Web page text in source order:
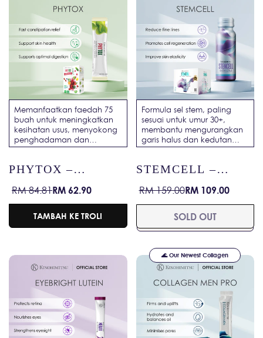
Memanfaatkan faedah 75
buah untuk meningkatkan
kesihatan usus, menyokong
penghadaman dan
meningkatkan
PHYTOX –
DETOX / HILANG
SEMBELIT /
DIGESTIVE
Harga
jualan
RM 84.81Harga
biasa
RM 62.90
TAMBAH KE TROLI
Formula sel stem, paling
sesuai untuk umur 30+,
membantu mengurangkan
garis halus dan kedutan
untuk kulit yang muda dan
STEMCELL –
SKIN
REJUVENATION /
YOUTHFUL GLOW
Harga
jualan
RM 159.00Harga
biasa
RM 109.00
SOLD OUT
🌊 Our Newest Collagen